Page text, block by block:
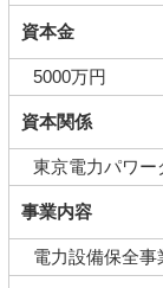
資本金
5000万円
資本関係
東京電力パワー
事業内容
電力設備保全